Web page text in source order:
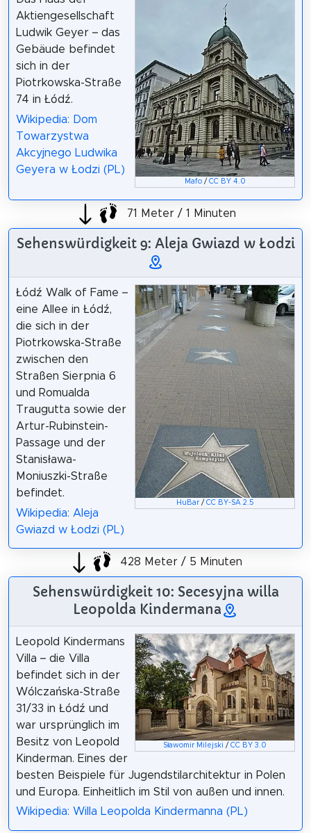
Mafo/ CC BY 4.0
Aktiengesellschaft
Ludwik Geyer – das
Gebäude befindet
sich in der
Piotrkowska-Straße
74 in Łódź.
Wikipedia: Dom
Towarzystwa
Akcyjnego Ludwika
Geyera w Łodzi (PL)
71 Meter / 1 Minuten
Sehenswürdigkeit 9: Aleja Gwiazd w Łodzi
HuBar/ CC BY-SA 2.5
Łódź Walk of Fame –
eine Allee in Łódź,
die sich in der
Piotrkowska-Straße
zwischen den
Straßen Sierpnia 6
und Romualda
Traugutta sowie der
Artur-Rubinstein-
Passage und der
Stanisława-
Moniuszki-Straße
befindet.
Wikipedia: Aleja
Gwiazd w Łodzi (PL)
428 Meter / 5 Minuten
Sehenswürdigkeit 10: Secesyjna willa
Leopolda Kindermana
Sławomir Milejski /CC BY 3.0
Leopold Kindermans
Villa – die Villa
befindet sich in der
Wólczańska-Straße
31/33 in Łódź und
war ursprünglich im
Besitz von Leopold
Kinderman. Eines der
besten Beispiele für Jugendstilarchitektur in Polen
und Europa. Einheitlich im Stil von außen und innen.
Wikipedia: Willa Leopolda Kindermanna (PL)